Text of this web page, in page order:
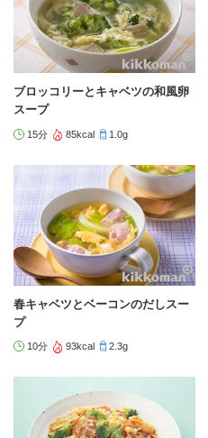
ブロッコリーとキャベツの和風卵
スープ
15分 85kcal 1.0g
春キャベツとベーコンのだしスー
プ
10分 93kcal 2.3g